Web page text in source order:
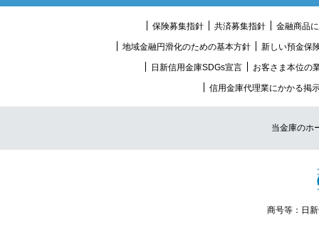
保険募集指針 共済募集指針 金融商品
地域金融円滑化のための基本方針 新しい預金保
日新信用金庫SDGs宣言 お客さま本位の
信用金庫代理業にかかる掲
当金庫のホ
商号等：日